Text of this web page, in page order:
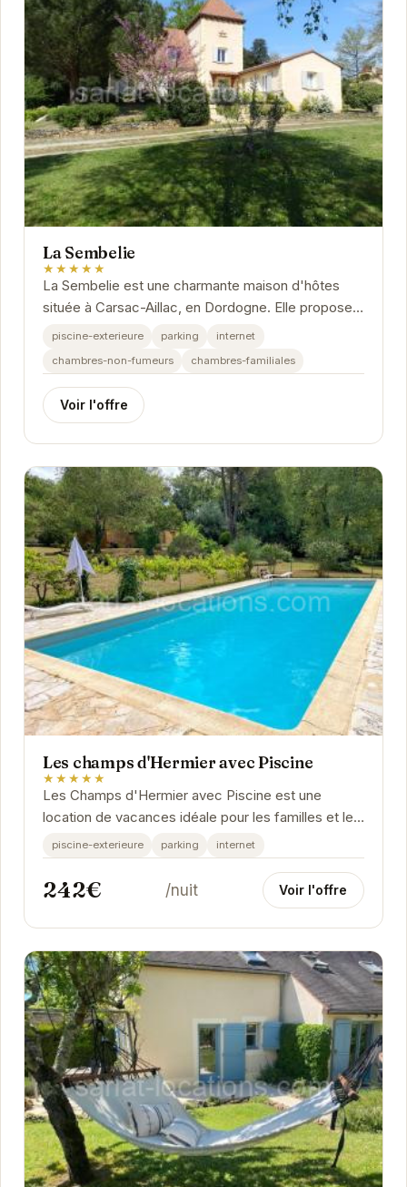
La Sembelie
★★★★★
La Sembelie est une charmante maison d'hôtes
située à Carsac-Aillac, en Dordogne. Elle propose
un hébergement confortable et convivial dans un...
piscine-exterieure parking
internet
chambres-non-fumeurs
chambres-familiales
Voir l'offre
Les champs d'Hermier avec Piscine
★★★★★
Les Champs d'Hermier avec Piscine est une
location de vacances idéale pour les familles et les
groupes d'amis cherchant un havre de paix en...
piscine-exterieure parking internet
242€ /nuit Voir l'offre